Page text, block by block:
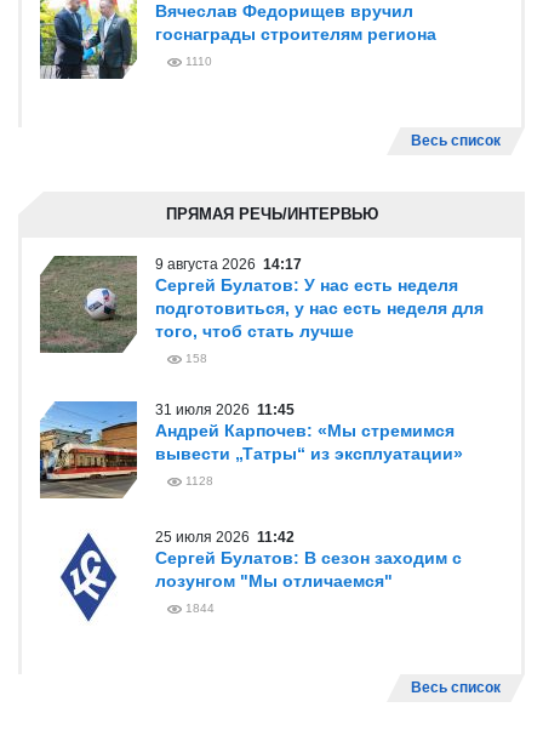
Вячеслав Федорищев вручил
госнаграды строителям региона
1110
Весь список
ПРЯМАЯ РЕЧЬ/ИНТЕРВЬЮ
9 августа 2026 14:17
Сергей Булатов: У нас есть неделя
подготовиться, у нас есть неделя для
того, чтоб стать лучше
158
31 июля 2026 11:45
Андрей Карпочев: «Мы стремимся
вывести „Татры“ из эксплуатации»
1128
25 июля 2026 11:42
Сергей Булатов: В сезон заходим с
лозунгом "Мы отличаемся"
1844
Весь список